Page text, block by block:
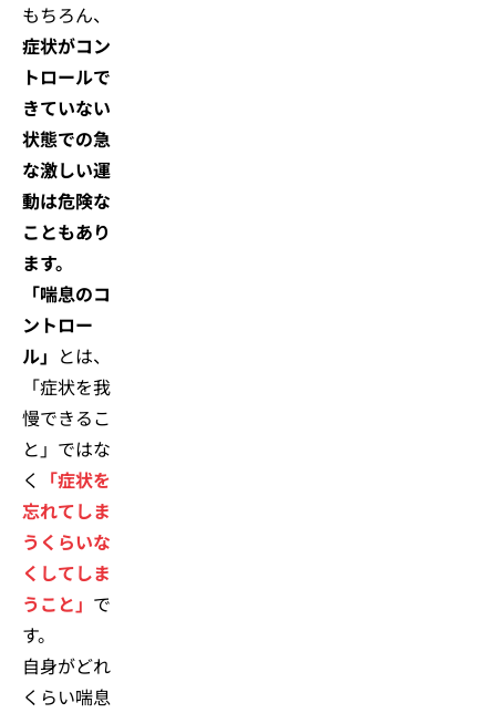
もちろん、
症状がコン
トロールで
きていない
状態での急
な激しい運
動は危険な
こともあり
ます。
「喘息のコ
ントロー
ル」 とは、
「症状を我
慢できるこ
と」ではな
く 「症状を
忘れてしま
うくらいな
くしてしま
うこと」 で
す。
自身がどれ
くらい喘息